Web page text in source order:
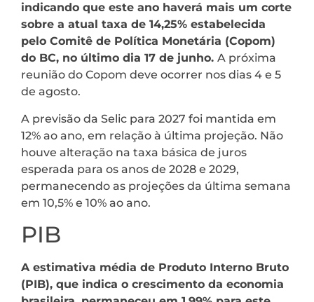
indicando que este ano haverá mais um corte
sobre a atual taxa de 14,25% estabelecida
pelo Comitê de Política Monetária (Copom)
do BC, no último dia 17 de junho. A próxima
reunião do Copom deve ocorrer nos dias 4 e 5
de agosto.
A previsão da Selic para 2027 foi mantida em
12% ao ano, em relação à última projeção. Não
houve alteração na taxa básica de juros
esperada para os anos de 2028 e 2029,
permanecendo as projeções da última semana
em 10,5% e 10% ao ano.
PIB
A estimativa média de Produto Interno Bruto
(PIB), que indica o crescimento da economia